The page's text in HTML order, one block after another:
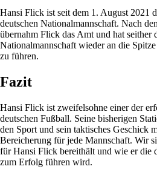
Hansi Flick ist seit dem 1. August 2021
deutschen Nationalmannschaft. Nach
übernahm Flick das Amt und hat seither
Nationalmannschaft wieder an die
zu führen.
Fazit
Hansi Flick ist zweifelsohne einer der
deutschen Fußball. Seine bisherigen
den Sport und sein taktisches Geschick
Bereicherung für jede Mannschaft. Wir
für Hansi Flick bereithält und wie er die
zum Erfolg führen wird.